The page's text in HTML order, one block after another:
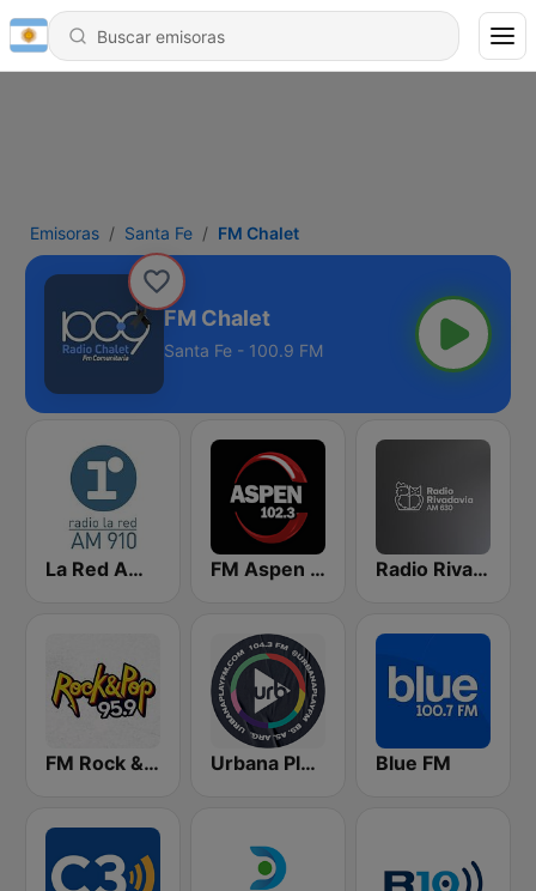
Emisoras Santa Fe FM Chalet
FM Chalet
Santa Fe - 100.9 FM
La Red AM 910 FM Aspen 102.3 Radio Rivadavia 630 AM
FM Rock & Pop Urbana Play 104.3 FM Blue FM